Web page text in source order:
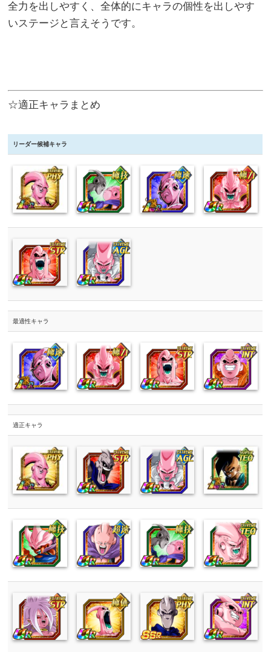
全力を出しやすく、全体的にキャラの個性を出しやす
いステージと言えそうです。
☆適正キャラまとめ
リーダー候補キャラ
最適性キャラ
適正キャラ